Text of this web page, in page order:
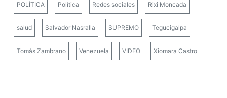
POLÍTICA Política Redes sociales Rixi Moncada
salud Salvador Nasralla SUPREMO Tegucigalpa
Tomás Zambrano Venezuela VIDEO Xiomara Castro